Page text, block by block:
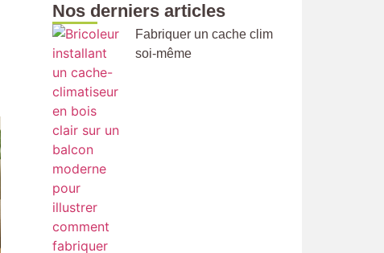
Nos derniers articles
Fabriquer un cache clim
soi-même